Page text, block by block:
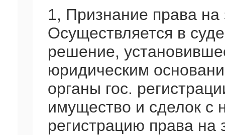
1, Признание права
Осуществляется в
решение,
юридическим
органы гос.
имущество и сделок с
регистрацию права